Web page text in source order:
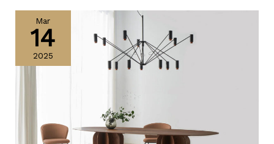
Mar
14
2025
Marset
y
Riketta
ganan